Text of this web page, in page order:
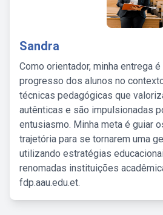
Sandra
Como orientador, minha entrega
progresso dos alunos no
técnicas pedagógicas que
autênticas e são impulsionadas
entusiasmo. Minha meta é guiar
trajetória para se tornarem uma
utilizando estratégias
renomadas instituições
fdp.aau.edu.et.